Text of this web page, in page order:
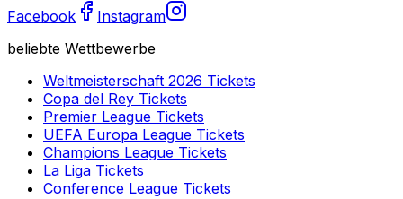
Facebook
Instagram
beliebte Wettbewerbe
Weltmeisterschaft 2026 Tickets
Copa del Rey Tickets
Premier League Tickets
UEFA Europa League Tickets
Champions League Tickets
La Liga Tickets
Conference League Tickets